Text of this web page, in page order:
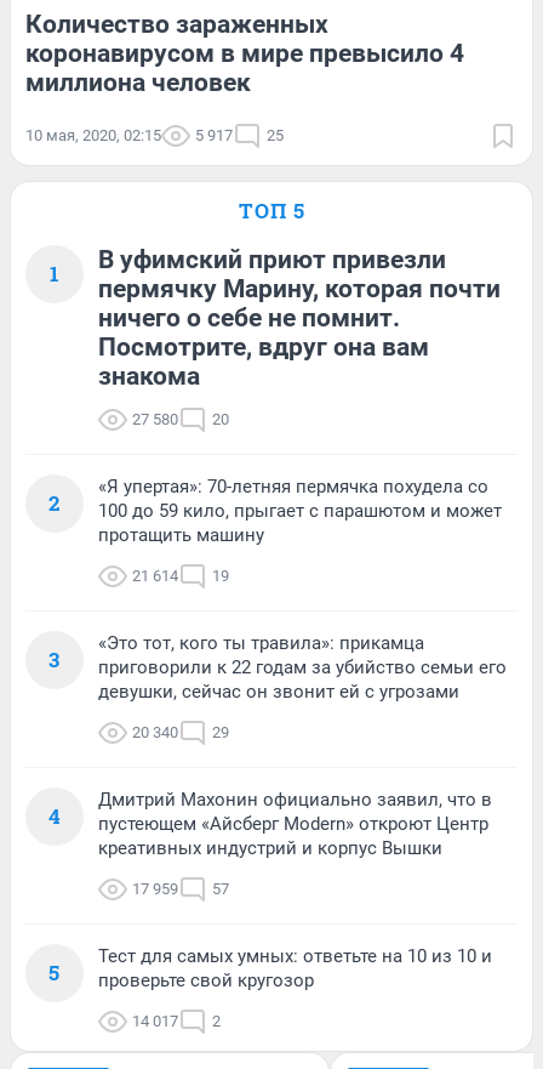
Количество зараженных
коронавирусом в мире превысило 4
миллиона человек
10 мая, 2020, 02:15 5 917 25
ТОП 5
1
В уфимский приют привезли
пермячку Марину, которая почти
ничего о себе не помнит.
Посмотрите, вдруг она вам
знакома
27 580 20
2
«Я упертая»: 70-летняя пермячка похудела со
100 до 59 кило, прыгает с парашютом и может
протащить машину
21 614 19
3
«Это тот, кого ты травила»: прикамца
приговорили к 22 годам за убийство семьи его
девушки, сейчас он звонит ей с угрозами
20 340 29
4
Дмитрий Махонин официально заявил, что в
пустеющем «Айсберг Modern» откроют Центр
креативных индустрий и корпус Вышки
17 959 57
5
Тест для самых умных: ответьте на 10 из 10 и
проверьте свой кругозор
14 017 2